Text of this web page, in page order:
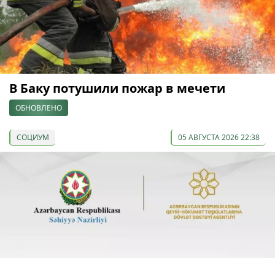
В Баку потушили пожар в мечети
ОБНОВЛЕНО
СОЦИУМ 05 АВГУСТА 2026 22:38